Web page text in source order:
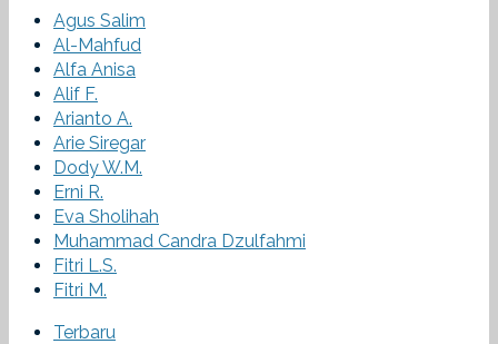
Agus Salim
Al-Mahfud
Alfa Anisa
Alif F.
Arianto A.
Arie Siregar
Dody W.M.
Erni R.
Eva Sholihah
Muhammad Candra Dzulfahmi
Fitri L.S.
Fitri M.
Terbaru